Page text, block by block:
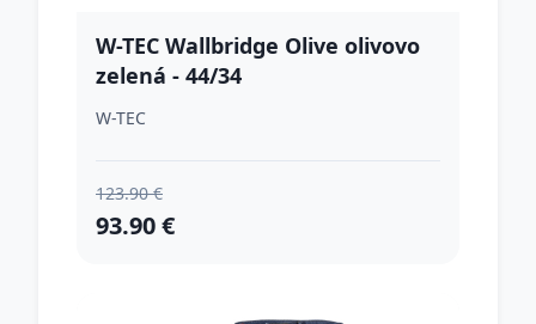
W-TEC Wallbridge Olive olivovo
zelená - 44/34
W-TEC
123.90 €
93.90 €